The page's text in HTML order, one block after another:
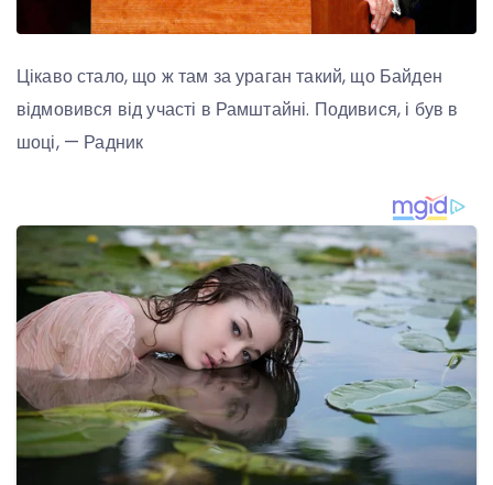
Цікаво стало, що ж там за ураган такий, що Байден
відмовився від участі в Рамштайні. Подивися, і був в
шоці, — Радник